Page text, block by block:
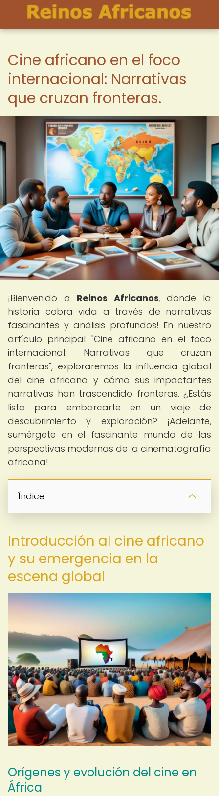
Cine africano en el foco
internacional: Narrativas
que cruzan fronteras.
¡Bienvenido a Reinos Africanos, donde la
historia cobra vida a través de narrativas
fascinantes y análisis profundos! En nuestro
artículo principal "Cine africano en el foco
internacional: Narrativas que cruzan
fronteras", exploraremos la influencia global
del cine africano y cómo sus impactantes
narrativas han trascendido fronteras. ¿Estás
listo para embarcarte en un viaje de
descubrimiento y exploración? ¡Adelante,
sumérgete en el fascinante mundo de las
perspectivas modernas de la cinematografía
africana!
Índice
Introducción al cine africano
y su emergencia en la
escena global
Orígenes y evolución del cine en
África